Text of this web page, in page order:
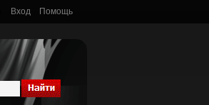
Вход Помощь